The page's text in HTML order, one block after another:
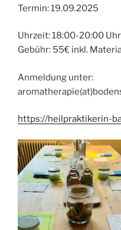
Termin: 19.09.2025
Uhrzeit: 18:00-20:00 Uhr
Gebühr: 55€ inkl.
Anmeldung unter:
https://heilpraktikerin-